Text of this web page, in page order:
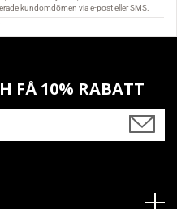
FÅ 10% RABATT